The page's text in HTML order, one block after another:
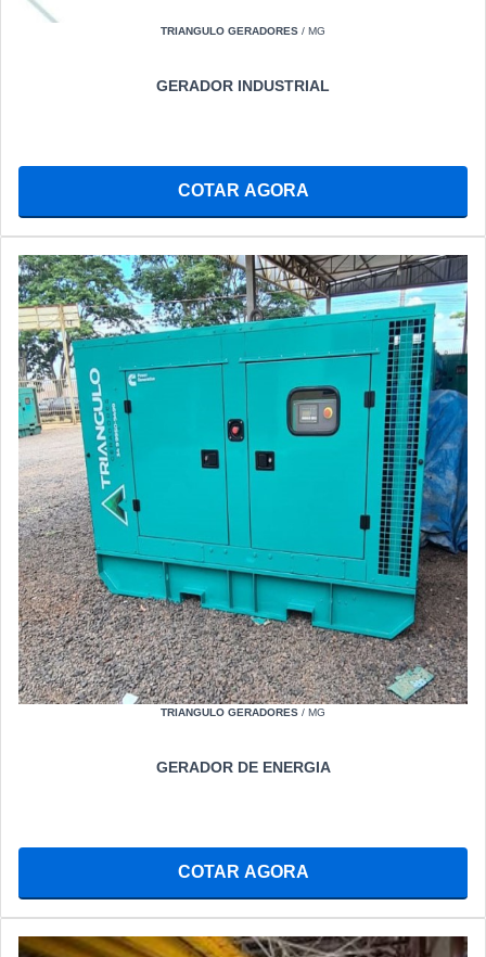
TRIANGULO GERADORES / MG
GERADOR INDUSTRIAL
COTAR AGORA
TRIANGULO GERADORES / MG
GERADOR DE ENERGIA
COTAR AGORA